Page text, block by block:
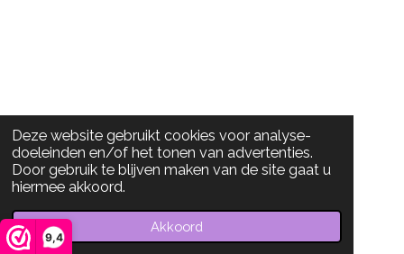
Deze website gebruikt cookies voor analyse-
doeleinden en/of het tonen van advertenties.
Door gebruik te blijven maken van de site gaat u
hiermee akkoord.
Akkoord
9,4